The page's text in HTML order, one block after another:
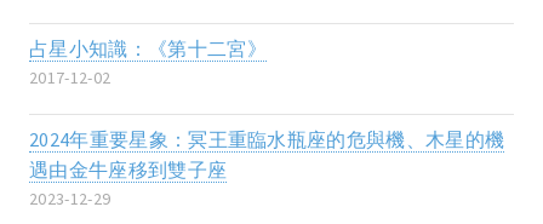
占星小知識：《第十二宮》
2017-12-02
2024年重要星象：冥王重臨水瓶座的危與機、木星的機
遇由金牛座移到雙子座
2023-12-29